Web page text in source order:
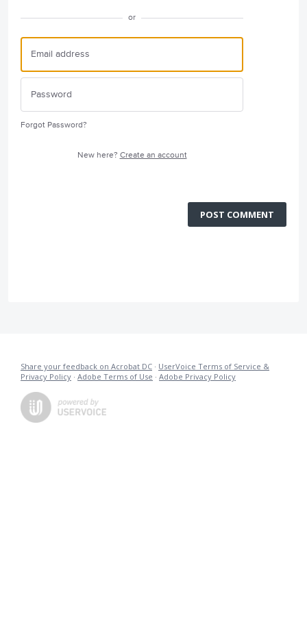
or
Forgot Password?
New here? Create an account
POST COMMENT
Share your feedback on Acrobat DC · UserVoice Terms of Service &
Privacy Policy · Adobe Terms of Use · Adobe Privacy Policy